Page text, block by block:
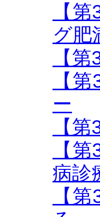
【
グ肥
【
【
ー
【
【
病診
【